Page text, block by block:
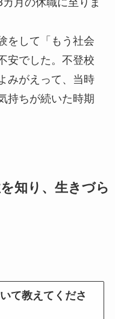
をして「もう社会
安でした。不登校
みがえって、当時
持ちが続いた時期
知り、生きづら
て教えてくださ